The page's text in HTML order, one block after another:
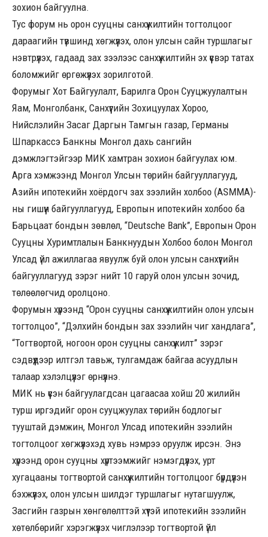
зохион байгуулна.
Тус форум нь орон сууцны санхүүжилтийн тогтолцоог
дараагийн түвшинд хөгжүүлэх, олон улсын сайн туршлагыг
нэвтрүүлэх, гадаад зах зээлээс санхүүжилтийн эх үүсвэр татах
боломжийг өргөжүүлэх зорилготой.
Форумыг Хот Байгуулалт, Барилга Орон Сууцжуулалтын
Яам, Монголбанк, Санхүүгийн Зохицуулах Хороо,
Нийслэлийн Засаг Даргын Тамгын газар, Германы
Шпаркассэ Банкны Монгол дахь сангийн
дэмжлэгтэйгээр МИК хамтран зохион байгуулах юм.
Арга хэмжээнд Монгол Улсын төрийн байгууллагууд,
Азийн ипотекийн хоёрдогч зах зээлийн холбоо (ASMMA)-
ны гишүүн байгууллагууд, Европын ипотекийн холбоо ба
Барьцаат бондын зөвлөл, “Deutsche Bank”, Европын Орон
Сууцны Хуримтлалын Банкнуудын Холбоо болон Монгол
Улсад үйл ажиллагаа явуулж буй олон улсын санхүүгийн
байгууллагууд зэрэг нийт 10 гаруй олон улсын зочид,
төлөөлөгчид оролцоно.
Форумын хүрээнд “Орон сууцны санхүүжилтийн олон улсын
тогтолцоо”, “Дэлхийн бондын зах зээлийн чиг хандлага”,
“Тогтвортой, ногоон орон сууцны санхүүжилт” зэрэг
сэдвүүдээр илтгэл тавьж, тулгамдаж байгаа асуудлын
талаар хэлэлцүүлэг өрнүүлнэ.
МИК нь үүсэн байгуулагдсан цагаасаа хойш 20 жилийн
турш иргэдийг орон сууцжуулах төрийн бодлогыг
тууштай дэмжин, Монгол Улсад ипотекийн зээлийн
тогтолцоог хөгжүүлэхэд хувь нэмрээ оруулж ирсэн. Энэ
хүрээнд орон сууцны хүртээмжийг нэмэгдүүлэх, урт
хугацааны тогтвортой санхүүжилтийн тогтолцоог бүрдүүлэн
бэхжүүлэх, олон улсын шилдэг туршлагыг нутагшуулж,
Засгийн газрын хөнгөлөлттэй хүүтэй ипотекийн зээлийн
хөтөлбөрийг хэрэгжүүлэх чиглэлээр тогтвортой үйл